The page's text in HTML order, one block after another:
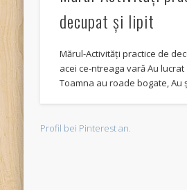
decupat şi lipit
Mărul-Activităţi practice de
acei ce-ntreaga vară Au
Toamna au roade bogate, Au
Profil bei Pinterest an.